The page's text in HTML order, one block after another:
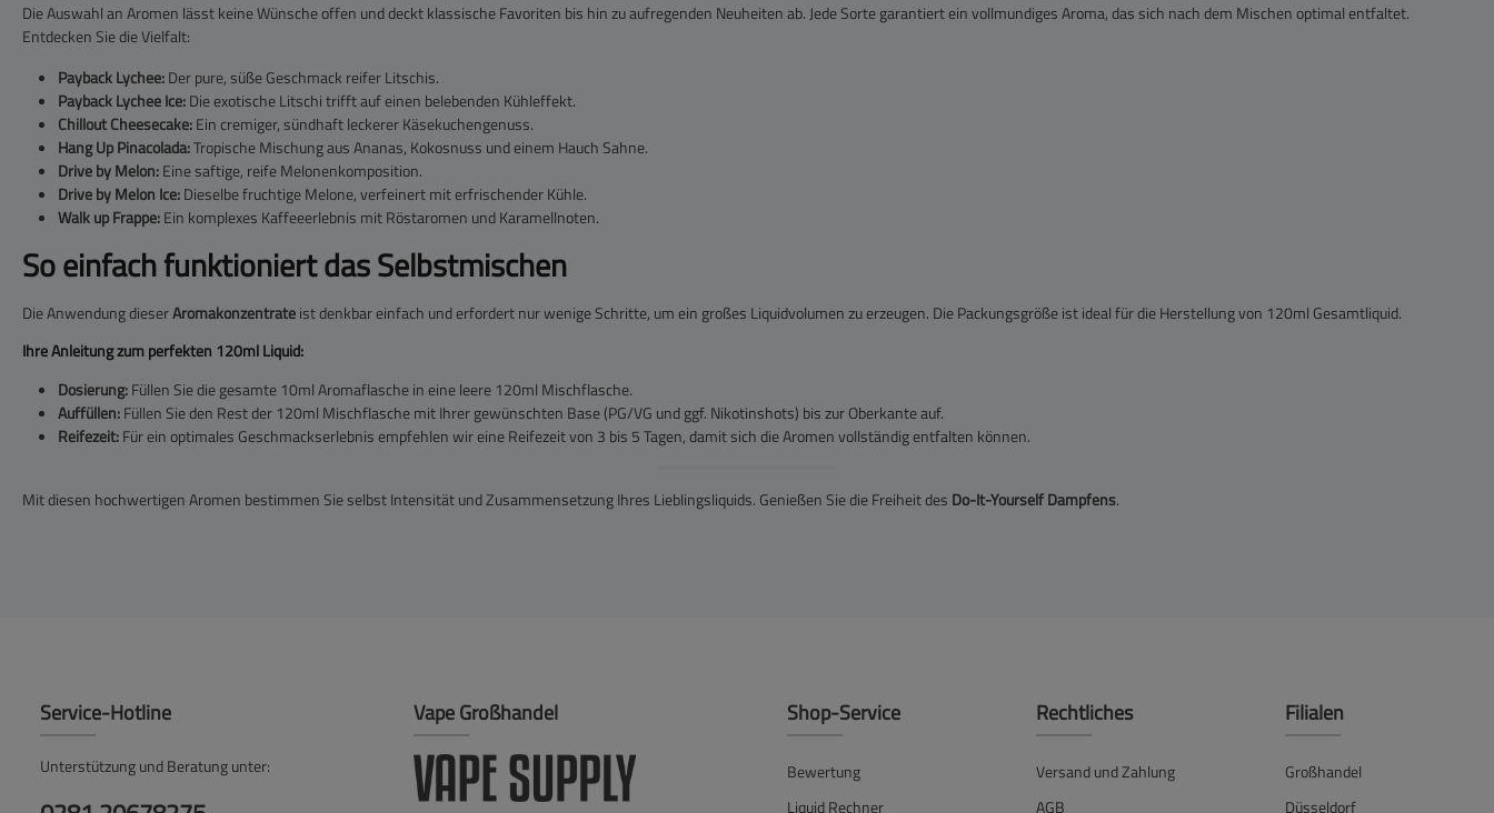
Die Auswahl an Aromen lässt keine Wünsche offen und deckt klassische Favoriten bis hin zu aufregenden Neuheiten ab. Jede Sorte garantiert ein vollmundiges Aroma, das sich nach dem Mischen optimal entfaltet.
Entdecken Sie die Vielfalt:
Payback Lychee:Der pure, süße Geschmack reifer Litschis.
Payback Lychee Ice:Die exotische Litschi trifft auf einen belebenden Kühleffekt.
Chillout Cheesecake:Ein cremiger, sündhaft leckerer Käsekuchengenuss.
Hang Up Pinacolada:Tropische Mischung aus Ananas, Kokosnuss und einem Hauch Sahne.
Drive by Melon:Eine saftige, reife Melonenkomposition.
Drive by Melon Ice:Dieselbe fruchtige Melone, verfeinert mit erfrischender Kühle.
Walk up Frappe:Ein komplexes Kaffeeerlebnis mit Röstaromen und Karamellnoten.
So einfach funktioniert das Selbstmischen
Die Anwendung dieserAromakonzentrateist denkbar einfach und erfordert nur wenige Schritte, um ein großes Liquidvolumen zu erzeugen. Die Packungsgröße ist ideal für die Herstellung von 120ml Gesamtliquid.
Ihre Anleitung zum perfekten 120ml Liquid:
Dosierung:Füllen Sie die gesamte 10ml Aromaflasche in eine leere 120ml Mischflasche.
Auffüllen:Füllen Sie den Rest der 120ml Mischflasche mit Ihrer gewünschten Base (PG/VG und ggf. Nikotinshots) bis zur Oberkante auf.
Reifezeit:Für ein optimales Geschmackserlebnis empfehlen wir eine Reifezeit von 3 bis 5 Tagen, damit sich die Aromen vollständig entfalten können.
Mit diesen hochwertigen Aromen bestimmen Sie selbst Intensität und Zusammensetzung Ihres Lieblingsliquids. Genießen Sie die Freiheit des Do-It-Yourself Dampfens.
Service-Hotline
Unterstützung und Beratung unter:
Vape Großhandel Shop-Service
Bewertung
Liquid Rechner
Rechtliches
Versand und Zahlung
AGB
Filialen
Großhandel
Düsseldorf